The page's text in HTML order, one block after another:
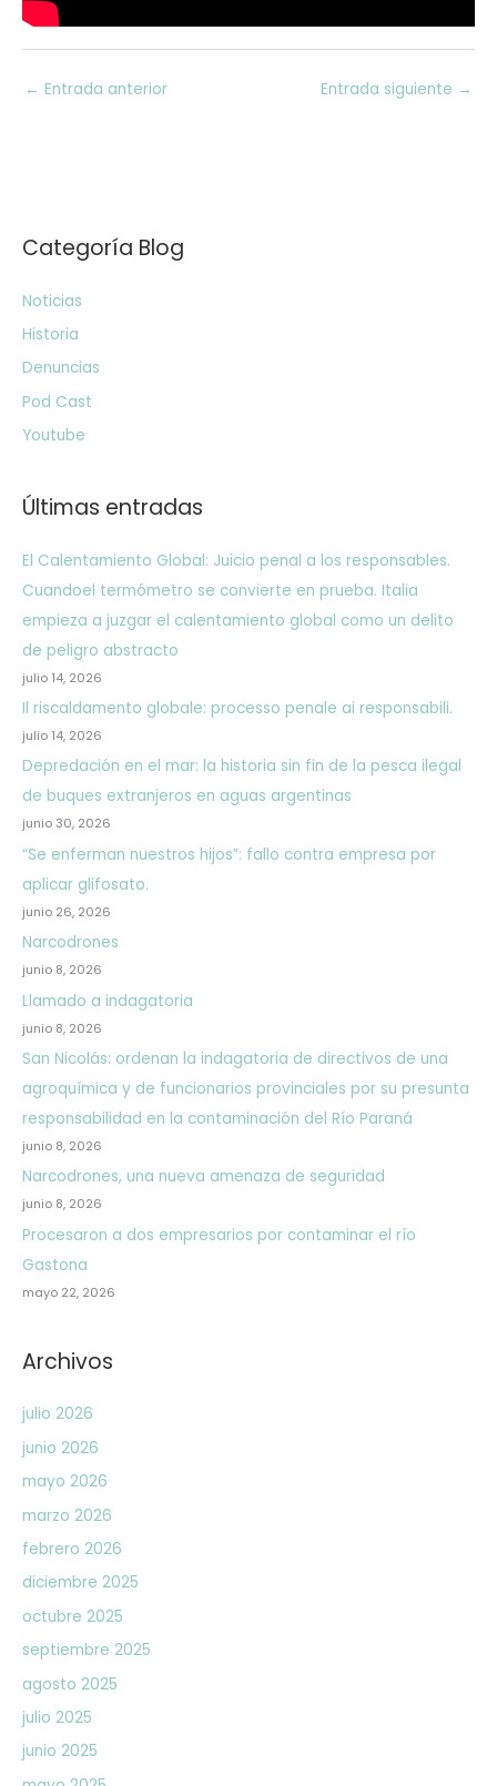
← Entrada anterior Entrada siguiente →
Categoría Blog
Noticias
Historia
Denuncias
Pod Cast
Youtube
Últimas entradas
El Calentamiento Global: Juicio penal a los responsables.
Cuandoel termómetro se convierte en prueba. Italia
empieza a juzgar el calentamiento global como un delito
de peligro abstracto
julio 14, 2026
Il riscaldamento globale: processo penale ai responsabili.
julio 14, 2026
Depredación en el mar: la historia sin fin de la pesca ilegal
de buques extranjeros en aguas argentinas
junio 30, 2026
“Se enferman nuestros hijos”: fallo contra empresa por
aplicar glifosato.
junio 26, 2026
Narcodrones
junio 8, 2026
Llamado a indagatoria
junio 8, 2026
San Nicolás: ordenan la indagatoria de directivos de una
agroquímica y de funcionarios provinciales por su presunta
responsabilidad en la contaminación del Río Paraná
junio 8, 2026
Narcodrones, una nueva amenaza de seguridad
junio 8, 2026
Procesaron a dos empresarios por contaminar el río
Gastona
mayo 22, 2026
Archivos
julio 2026
junio 2026
mayo 2026
marzo 2026
febrero 2026
diciembre 2025
octubre 2025
septiembre 2025
agosto 2025
julio 2025
junio 2025